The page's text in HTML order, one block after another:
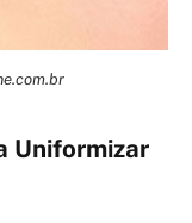
Uniformizar